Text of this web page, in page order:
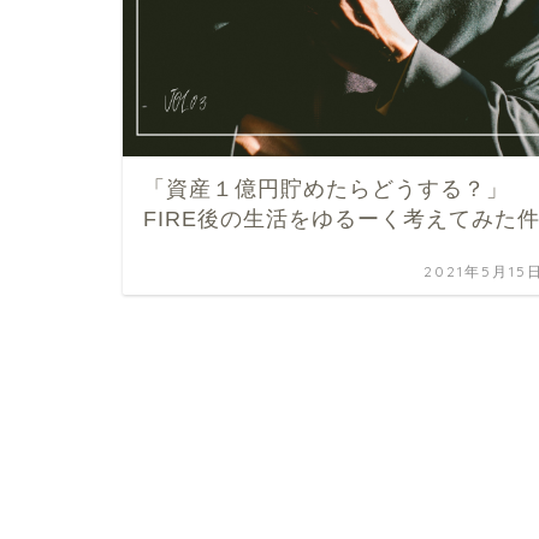
「資産１億円貯めたらどうする？」
FIRE後の生活をゆるーく考えてみた件
2021年5月15